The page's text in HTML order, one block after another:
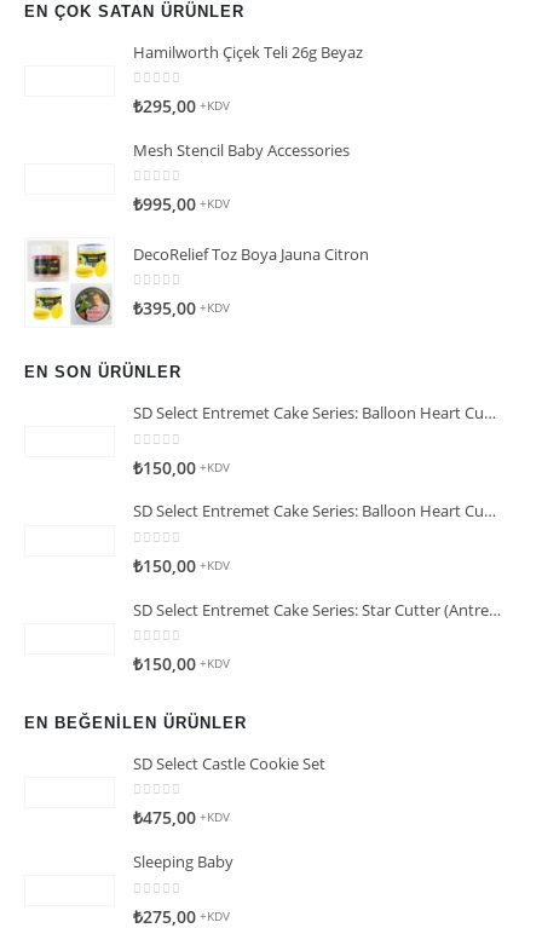
EN ÇOK SATAN ÜRÜNLER
Hamilworth Çiçek Teli 26g Beyaz
05 üzerinden
₺295,00 +KDV
Mesh Stencil Baby Accessories
05 üzerinden
₺995,00 +KDV
DecoRelief Toz Boya Jauna Citron
05 üzerinden
₺395,00 +KDV
EN SON ÜRÜNLER
SD Select Entremet Cake Series: Balloon Heart Cutter Small Cutter (Antreme Pasta Serisi: Balon Kalp Kesici)
0
₺150,00 +KDV
SD Select Entremet Cake Series: Balloon Heart Cutter Cutter (Antreme Pasta Serisi: Balon Kalp Kesici)
0
₺150,00 +KDV
SD Select Entremet Cake Series: Star Cutter (Antreme Pasta Serisi: Yıldız Kesici)
0 5 üzerinden
₺150,00 +KDV
EN BEĞENILEN ÜRÜNLER
SD Select Castle Cookie Set
0 5 üzerinden
₺475,00 +KDV
Sleeping Baby
0
₺275,00 +KDV